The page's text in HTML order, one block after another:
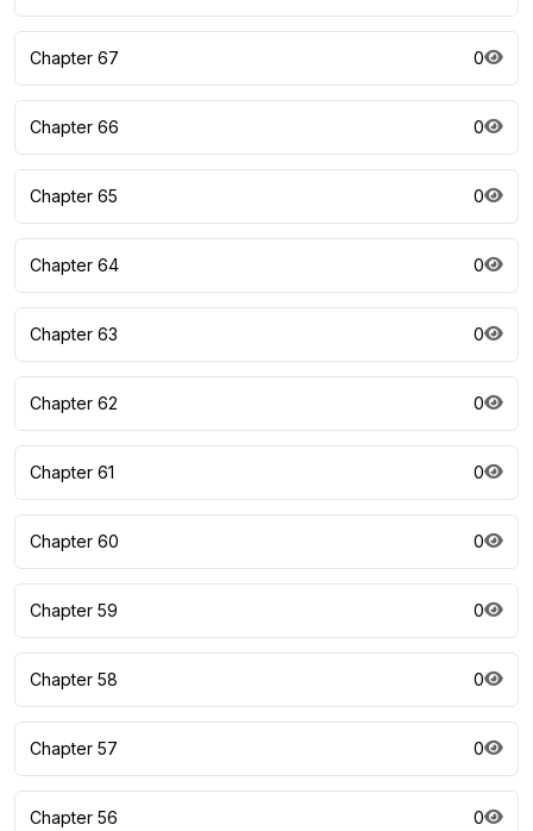
Chapter 67 0
Chapter 66 0
Chapter 65 0
Chapter 64 0
Chapter 63 0
Chapter 62 0
Chapter 61 0
Chapter 60 0
Chapter 59 0
Chapter 58 0
Chapter 57 0
Chapter 56 0